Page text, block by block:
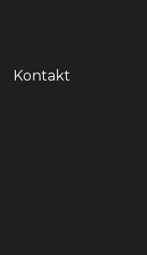
Kontakt